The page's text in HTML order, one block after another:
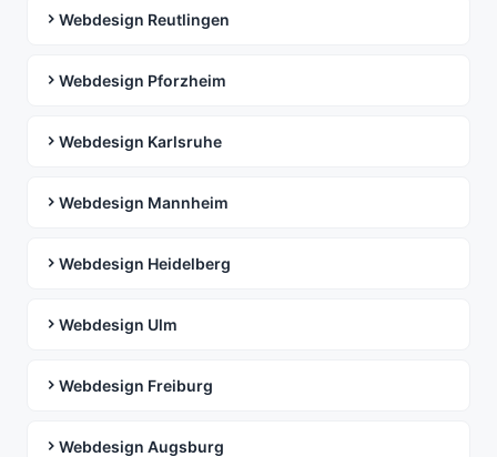
Webdesign Reutlingen
Webdesign Pforzheim
Webdesign Karlsruhe
Webdesign Mannheim
Webdesign Heidelberg
Webdesign Ulm
Webdesign Freiburg
Webdesign Augsburg